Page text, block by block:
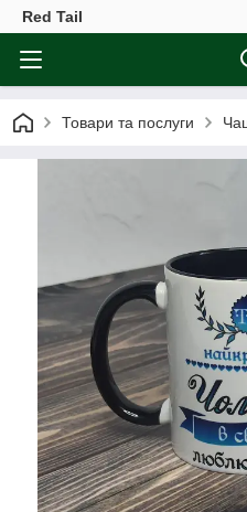
Red Tail
Товари та послуги